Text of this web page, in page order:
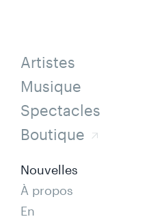
Artistes
Musique
Spectacles
Boutique
Nouvelles
À propos
En